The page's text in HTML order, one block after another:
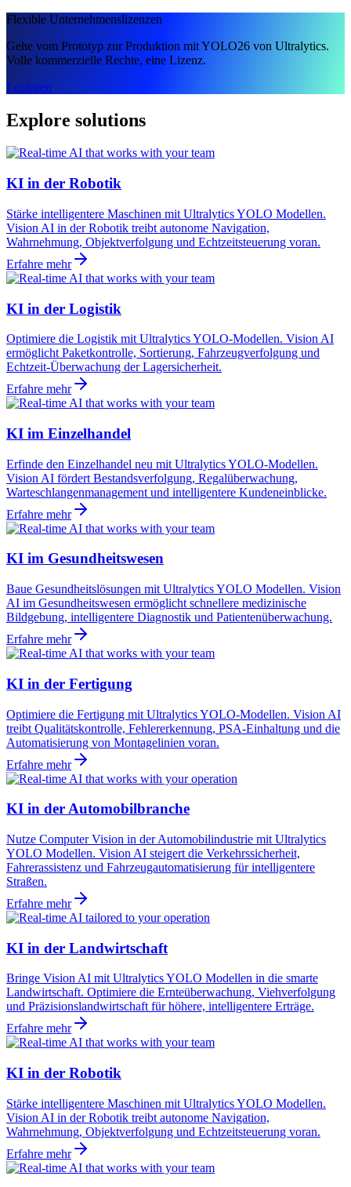
Flexible Unternehmenslizenzen
Gehe vom Prototyp zur Produktion mit YOLO26 von Ultralytics.
Volle kommerzielle Rechte, eine Lizenz.
Loslegen
Explore solutions
KI in der Robotik
Stärke intelligentere Maschinen mit Ultralytics YOLO Modellen.
Vision AI in der Robotik treibt autonome Navigation,
Wahrnehmung, Objektverfolgung und Echtzeitsteuerung voran.
Erfahre mehr
KI in der Logistik
Optimiere die Logistik mit Ultralytics YOLO-Modellen. Vision AI
ermöglicht Paketkontrolle, Sortierung, Fahrzeugverfolgung und
Echtzeit-Überwachung der Lagersicherheit.
Erfahre mehr
KI im Einzelhandel
Erfinde den Einzelhandel neu mit Ultralytics YOLO-Modellen.
Vision AI fördert Bestandsverfolgung, Regalüberwachung,
Warteschlangenmanagement und intelligentere Kundeneinblicke.
Erfahre mehr
KI im Gesundheitswesen
Baue Gesundheitslösungen mit Ultralytics YOLO Modellen. Vision
AI im Gesundheitswesen ermöglicht schnellere medizinische
Bildgebung, intelligentere Diagnostik und Patientenüberwachung.
Erfahre mehr
KI in der Fertigung
Optimiere die Fertigung mit Ultralytics YOLO-Modellen. Vision AI
treibt Qualitätskontrolle, Fehlererkennung, PSA-Einhaltung und die
Automatisierung von Montagelinien voran.
Erfahre mehr
KI in der Automobilbranche
Nutze Computer Vision in der Automobilindustrie mit Ultralytics
YOLO Modellen. Vision AI steigert die Verkehrssicherheit,
Fahrerassistenz und Fahrzeugautomatisierung für intelligentere
Straßen.
Erfahre mehr
KI in der Landwirtschaft
Bringe Vision AI mit Ultralytics YOLO Modellen in die smarte
Landwirtschaft. Optimiere die Ernteüberwachung, Viehverfolgung
und Präzisionslandwirtschaft für höhere, intelligentere Erträge.
Erfahre mehr
KI in der Robotik
Stärke intelligentere Maschinen mit Ultralytics YOLO Modellen.
Vision AI in der Robotik treibt autonome Navigation,
Wahrnehmung, Objektverfolgung und Echtzeitsteuerung voran.
Erfahre mehr